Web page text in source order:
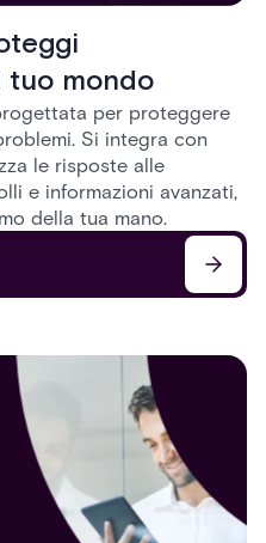
tuo mondo
per proteggere
Si integra con
le risposte alle
e informazioni avanzati,
della tua mano.